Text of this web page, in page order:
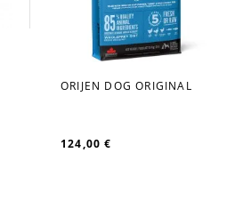
favorite_border
ORIJEN DOG ORIGINAL
124,00 €